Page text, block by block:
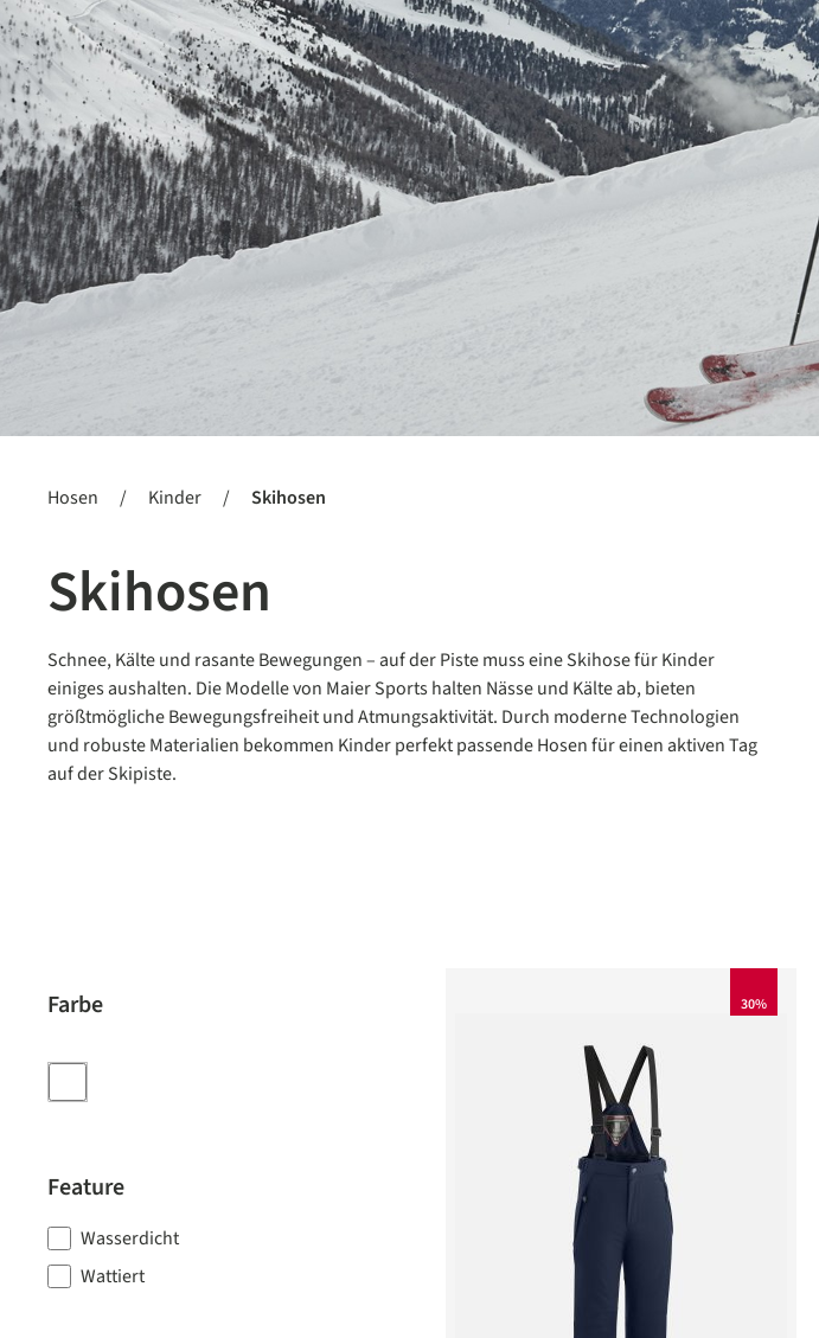
Hosen / Kinder / Skihosen
Skihosen
Schnee, Kälte und rasante Bewegungen – auf der Piste muss eine Skihose für Kinder
einiges aushalten. Die Modelle von Maier Sports halten Nässe und Kälte ab, bieten
größtmögliche Bewegungsfreiheit und Atmungsaktivität. Durch moderne Technologien
und robuste Materialien bekommen Kinder perfekt passende Hosen für einen aktiven Tag
auf der Skipiste.
Farbe
Feature
Wasserdicht
Wattiert
30%